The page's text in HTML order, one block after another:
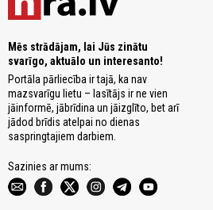
Mēs strādājam, lai Jūs zinātu
svarīgo, aktuālo un interesanto!
Portāla pārliecība ir tajā, ka nav
mazsvarīgu lietu – lasītājs ir ne vien
jāinformē, jābrīdina un jāizglīto, bet arī
jādod brīdis atelpai no dienas
saspringtajiem darbiem.
Sazinies ar mums: